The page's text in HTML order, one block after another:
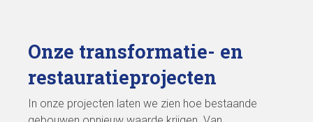
Onze transformatie- en
restauratieprojecten
In onze projecten laten we zien hoe bestaande